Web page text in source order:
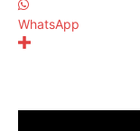
WhatsApp